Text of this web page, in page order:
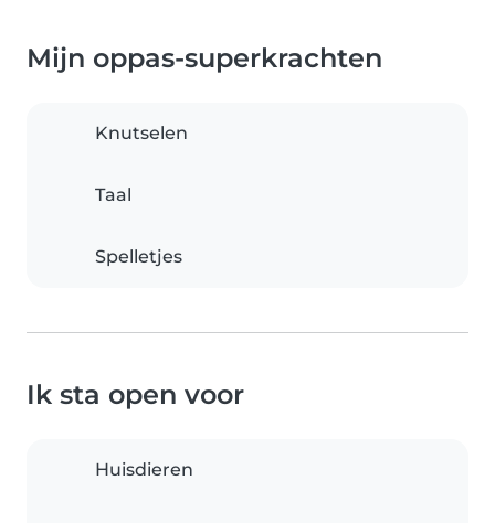
Mijn oppas-superkrachten
Knutselen
Taal
Spelletjes
Ik sta open voor
Huisdieren